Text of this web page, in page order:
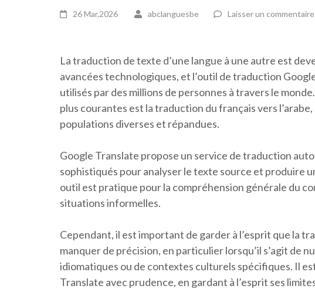
26 Mar,2026 abclanguesbe Laisser un commentaire
La traduction de texte d’une langue à une autre est
avancées technologiques, et l’outil de traduction
utilisés par des millions de personnes à travers le
plus courantes est la traduction du français vers
populations diverses et répandues.
Google Translate propose un service de traduction
sophistiqués pour analyser le texte source et produire
outil est pratique pour la compréhension générale du
situations informelles.
Cependant, il est important de garder à l’esprit que la
manquer de précision, en particulier lorsqu’il s’agit de
idiomatiques ou de contextes culturels spécifiques. Il
Translate avec prudence, en gardant à l’esprit ses